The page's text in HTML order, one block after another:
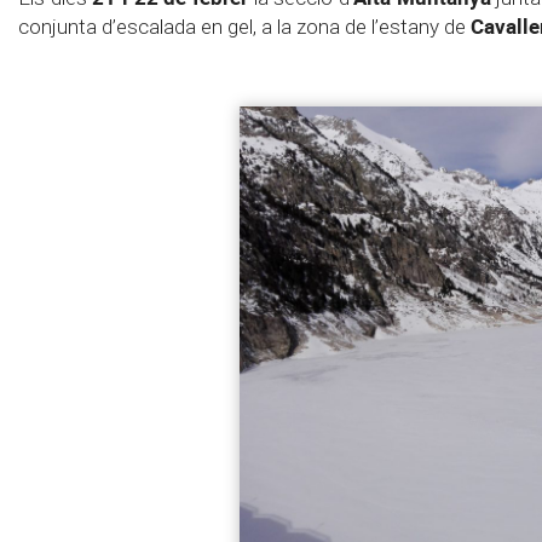
conjunta d’escalada en gel, a la zona de l’estany de